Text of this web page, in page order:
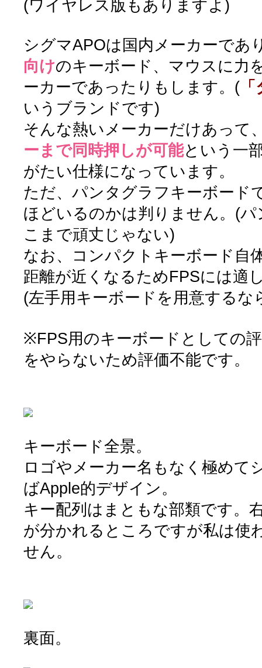
(ワイヤレス版もありますよ)
シグマAPOは国内メーカーであ
向けのキーボード、マウスに力
ーカーであったりもします。(
いうブランドです)
そんな熱いメーカーだけあって
ーまで同時押しが可能という一
がたい仕様になっています。
ただ、パンタグラフキーボード
ほどいるのかは判りません。(
こまで頑丈じゃない)
なお、コンパクトキーボード自
距離が近くなるためFPSには適
(左手用キーボードを用意するな
※FPS用のキーボードとしての
をやらないため評価不能です。
キーボード全景。
ロゴやメーカー名もなく極めて
ばApple的デザイン。
キー配列はまともな部類です。
が分かれるところですが私は使
せん。
裏面。